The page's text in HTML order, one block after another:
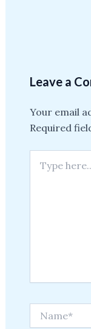
Leave a
Your email
Required
here..